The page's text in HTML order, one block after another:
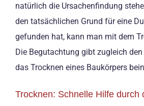
natürlich die Ursachenfindung
den tatsächlichen Grund für eine
gefunden hat, kann man mit dem
Die Begutachtung gibt zugleich
das Trocknen eines Baukörpers
Trocknen: Schnelle Hilfe durch